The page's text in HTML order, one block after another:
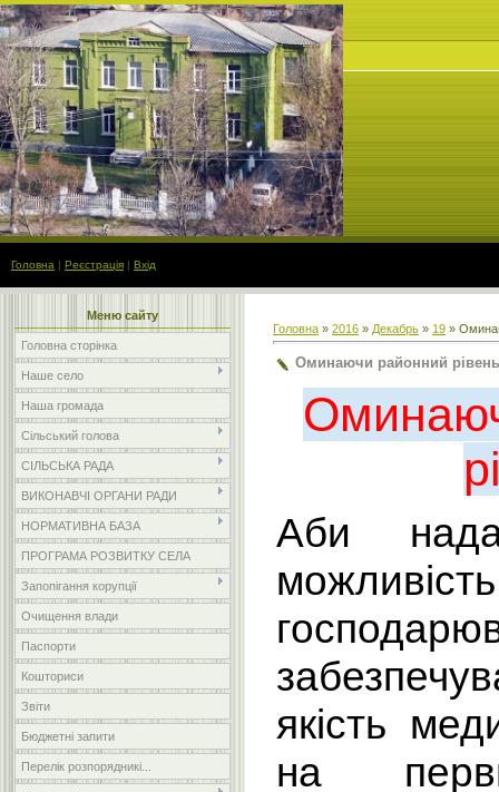
Головна | Реєстрація | Вхід
Меню сайту
Головна сторінка
Наше село
Наша громада
Сільський голова
СІЛЬСЬКА РАДА
ВИКОНАВЧІ ОРГАНИ РАДИ
НОРМАТИВНА БАЗА
ПРОГРАМА РОЗВИТКУ СЕЛА
Запопігання корупції
Очищення влади
Паспорти
Кошториси
Звіти
Бюджетні запити
Перелік розпорядникі...
Головна » 2016 » Декабрь » 19 »
Оминаючи районний рівень
Аби
якість
на